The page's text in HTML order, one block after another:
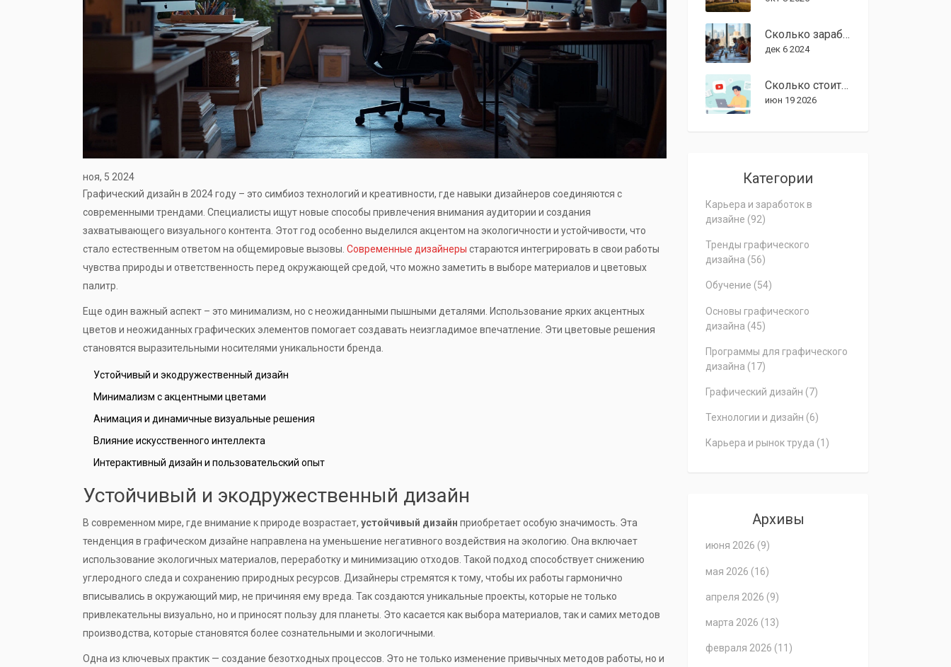
ноя, 5 2024
Графический дизайн в 2024 году – это симбиоз технологий и креативности, где навыки дизайнеров соединяются с
современными трендами. Специалисты ищут новые способы привлечения внимания аудитории и создания
захватывающего визуального контента. Этот год особенно выделился акцентом на экологичности и устойчивости, что
стало естественным ответом на общемировые вызовы. Современные дизайнеры стараются интегрировать в свои работы
чувства природы и ответственность перед окружающей средой, что можно заметить в выборе материалов и цветовых
палитр.
Еще один важный аспект – это минимализм, но с неожиданными пышными деталями. Использование ярких акцентных
цветов и неожиданных графических элементов помогает создавать неизгладимое впечатление. Эти цветовые решения
становятся выразительными носителями уникальности бренда.
Устойчивый и экодружественный дизайн
Минимализм с акцентными цветами
Анимация и динамичные визуальные решения
Влияние искусственного интеллекта
Интерактивный дизайн и пользовательский опыт
Устойчивый и экодружественный дизайн
В современном мире, где внимание к природе возрастает, устойчивый дизайн приобретает особую значимость. Эта
тенденция в графическом дизайне направлена на уменьшение негативного воздействия на экологию. Она включает
использование экологичных материалов, переработку и минимизацию отходов. Такой подход способствует снижению
углеродного следа и сохранению природных ресурсов. Дизайнеры стремятся к тому, чтобы их работы гармонично
вписывались в окружающий мир, не причиняя ему вреда. Так создаются уникальные проекты, которые не только
привлекательны визуально, но и приносят пользу для планеты. Это касается как выбора материалов, так и самих методов
производства, которые становятся более сознательными и экологичными.
Одна из ключевых практик — создание безотходных процессов. Это не только изменение привычных методов работы, но и
Сколько зарабатывает веб-дизайнер в США: путеводитель по карьерным возможностям
дек 6 2024
Сколько стоит обучение графическому дизайну в 2026 году: цены, курсы и скрытые расходы
июн 19 2026
Категории
Карьера и заработок в
дизайне (92)
Тренды графического
дизайна (56)
Обучение (54)
Основы графического
дизайна (45)
Программы для графического
дизайна (17)
Графический дизайн (7)
Технологии и дизайн (6)
Карьера и рынок труда (1)
Архивы
июня 2026 (9)
мая 2026 (16)
апреля 2026 (9)
марта 2026 (13)
февраля 2026 (11)